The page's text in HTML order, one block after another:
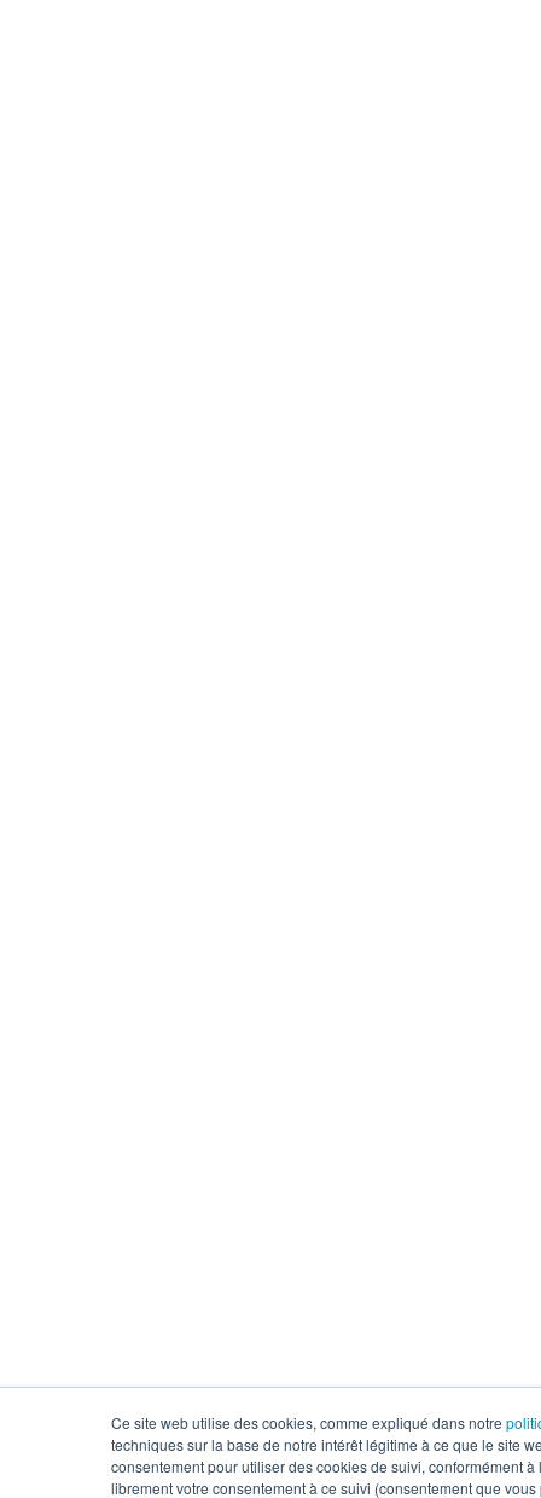
Ce site web utilise des cookies, comme expliqué dans notre
techniques sur la base de notre intérêt légitime à ce que le site
consentement pour utiliser des cookies de suivi, conformément
librement votre consentement à ce suivi (consentement que